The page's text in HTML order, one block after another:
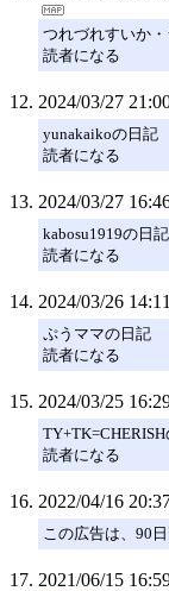
つれづれすいか
読者になる
2024/03/27
yunakaikoの日記
読者になる
2024/03/27
kabosu1919の日記
読者になる
2024/03/26
ぷうママの日記
読者になる
2024/03/25
読者になる
2022/04/16
この広告は、90
2021/06/15